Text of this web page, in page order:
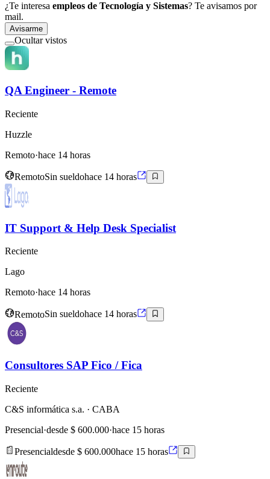
¿Te interesa empleos de Tecnología y Sistemas? Te avisamos por
mail.
Avisarme
Ocultar vistos
QA Engineer - Remote
Reciente
Huzzle
Remoto·hace 14 horas
RemotoSin sueldohace 14 horas
IT Support & Help Desk Specialist
Reciente
Lago
Remoto·hace 14 horas
RemotoSin sueldohace 14 horas
Consultores SAP Fico / Fica
Reciente
C&S informática s.a. · CABA
Presencial·desde $ 600.000·hace 15 horas
Presencialdesde $ 600.000hace 15 horas